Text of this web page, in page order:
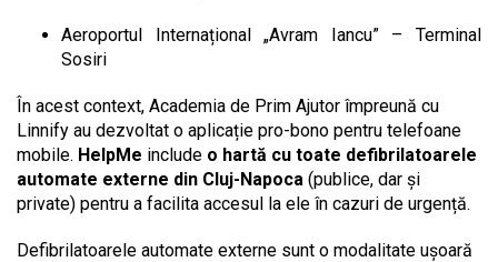
Aeroportul Internațional „Avram Iancu” – Terminal
Sosiri
În acest context, Academia de Prim Ajutor împreună cu
Linnify au dezvoltat o aplicație pro-bono pentru telefoane
mobile. HelpMe include o hartă cu toate defibrilatoarele
automate externe din Cluj-Napoca (publice, dar și
private) pentru a facilita accesul la ele în cazuri de urgență.
Defibrilatoarele automate externe sunt o modalitate ușoară